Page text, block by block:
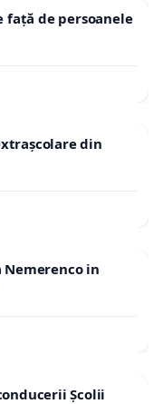
de persoanele
din
in
Școlii